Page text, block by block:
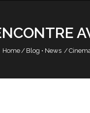
Home / Blog • News /